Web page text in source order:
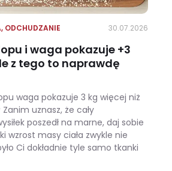
, ODCHUDZANIE 30.07.2026
i waga pokazuje +3
z tego to naprawdę
waga pokazuje 3 kg więcej niż
uznasz, że cały
poszedł na marne, daj sobie
wzrost masy ciała zwykle nie
Ci dokładnie tyle samo tkanki